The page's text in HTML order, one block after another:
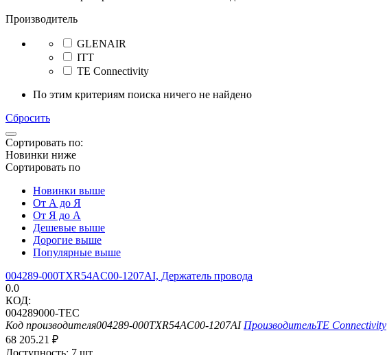
Производитель
GLENAIR
ITT
TE Connectivity
По этим критериям поиска ничего не найдено
Сбросить
Сортировать по:
Новинки ниже
Сортировать по
Новинки выше
От А до Я
От Я до А
Дешевые выше
Дорогие выше
Популярные выше
004289-000TXR54AC00-1207AI, Держатель провода
0.0
КОД:
004289000-TEC
Код производителя004289-000TXR54AC00-1207AI ПроизводительTE Connectivity
68 205.21 ₽
Доступность: 7 шт.